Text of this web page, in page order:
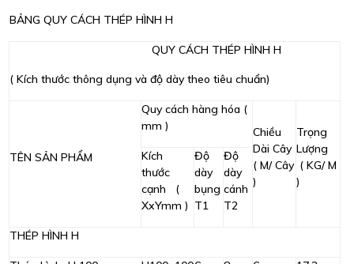
BẢNG QUY CÁCH THÉP HÌNH H
QUY CÁCH THÉP HÌNH H
( Kích thước thông dụng và độ dày theo tiêu chuẩn)
TÊN SẢN PHẨM
Quy cách hàng hóa (
mm )
Chiều
Dài Cây
( M/ Cây
)
Trọng
Lượng
( KG/ M
)
Kích
thước
cạnh (
XxYmm )
Độ
dày
bụng
T1
Độ
dày
cánh
T2
THÉP HÌNH H